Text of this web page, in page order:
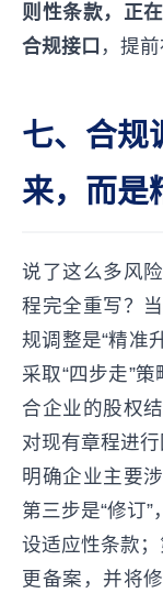
则性条款，正
合规接口 ，提
七、合规
来，而是
说了这么多风
程完全重写？
规调整是“精准
采取“四步走”
合企业的股权
对现有章程进行
明确企业主要
第三步是“修订
设适应性条款
更备案，并将